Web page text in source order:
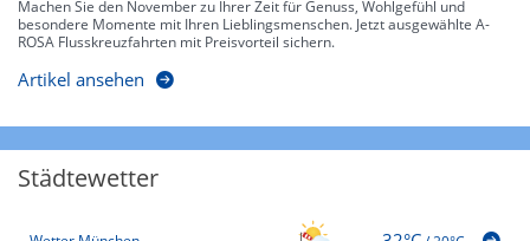
Machen Sie den November zu Ihrer Zeit für Genuss, Wohlgefühl und
besondere Momente mit Ihren Lieblingsmenschen. Jetzt ausgewählte A-
ROSA Flusskreuzfahrten mit Preisvorteil sichern.
Artikel ansehen
Städtewetter